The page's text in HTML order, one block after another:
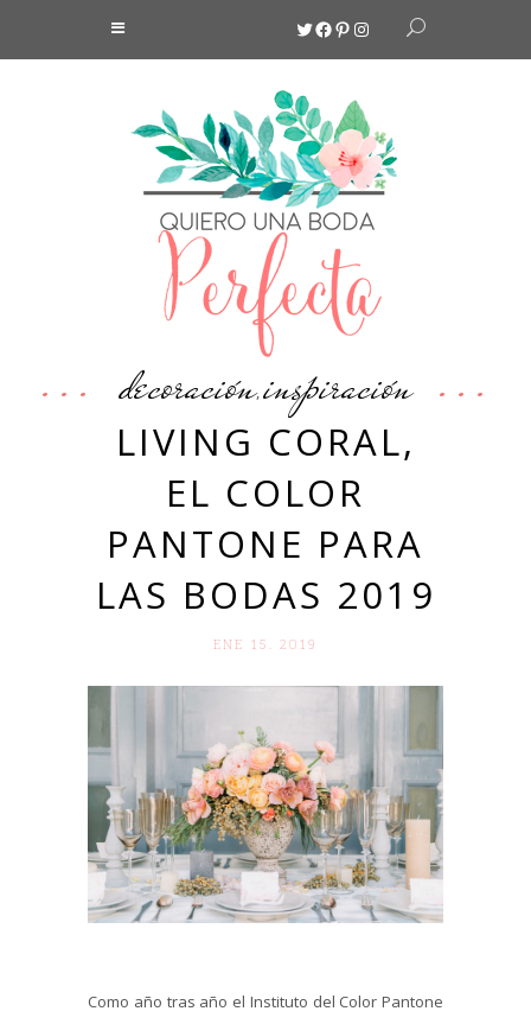
Twitter
Facebook
Pinterest
Instagram
decoración,inspiración
LIVING CORAL,
EL COLOR
PANTONE PARA
LAS BODAS 2019
ENE 15. 2019
Como año tras año el Instituto del Color Pantone